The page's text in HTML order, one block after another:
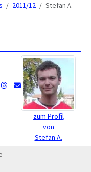
2011/12 Stefan A.
zum Profil
von
Stefan A.